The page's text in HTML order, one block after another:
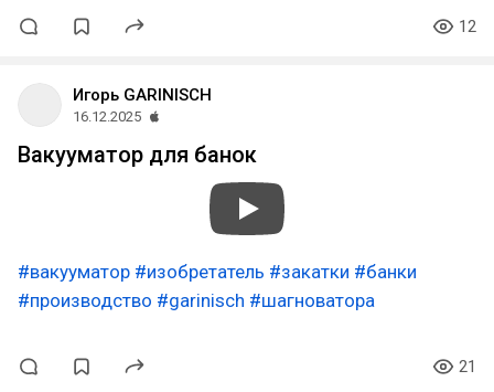
12
Игорь GARINISCH
16.12.2025
Вакууматор для банок
#вакууматор #изобретатель #закатки #банки
#производство #garinisch #шагноватора
21